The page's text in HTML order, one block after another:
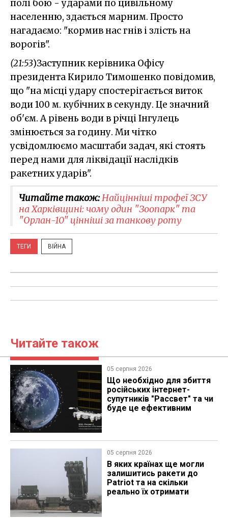
полі бою - ударами по цивільному
населенню, здається марним. Просто
нагадаємо: "кормив нас гнів і злість на
ворогів".
(21:53)Заступник керівника Офісу
президента Кирило Тимошенко повідомив,
що "на місці удару спостерігається виток
води 100 м. кубічних в секунду. Це значний
об'єм. А рівень води в річці Інгулець
змінюється за годину. Ми чітко
усвідомлюємо масштаби задач, які стоять
перед нами для ліквідації наслідків
ракетних ударів".
Читайте також:Найцінніші трофеї ЗСУ
на Харківщині: чому один "Зоопарк" та
"Орлан-10" цінніші за танкову роту
ТЕГИ ВІЙНА
Читайте також
05 серпня 2026
Що необхідно для збиття
російських інтернет-
супутників "Рассвет" та чи
буде це ефективним
05 серпня 2026
В яких країнах ще могли
залишитись ракети до
Patriot та на скільки
реально їх отримати